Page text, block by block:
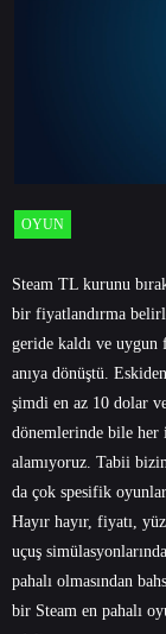
OYUN
Steam TL kurunu
bir fiyatlandırma
geride kaldı ve uygun
anıya dönüştü.
şimdi en az 10 dolar
dönemlerinde bile her
alamıyoruz. Tabii
da çok spesifik
Hayır hayır, fiyatı,
uçuş
pahalı olmasından
bir Steam en pahalı